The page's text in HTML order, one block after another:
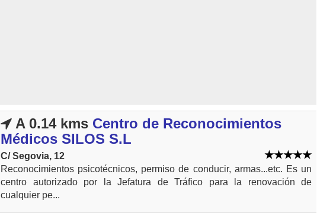
A 0.14 kms Centro de Reconocimientos
Médicos SILOS S.L
C/ Segovia, 12
Reconocimientos psicotécnicos, permiso de conducir, armas...etc. Es un
centro autorizado por la Jefatura de Tráfico para la renovación de
cualquier pe...